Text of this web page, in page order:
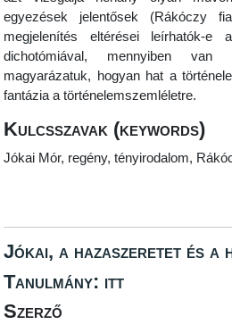
egyezések jelentősek (Rákóczy
megjelenítés eltérései leírhatók-
dichotómiával, mennyiben van
magyarázatuk, hogyan hat a
fantázia a történelemszemléletre.
Kulcsszavak (keywords)
Jókai Mór, regény, tényirodalom,
Jókai, a hazaszeretet és
Tanulmány: itt
Szerző